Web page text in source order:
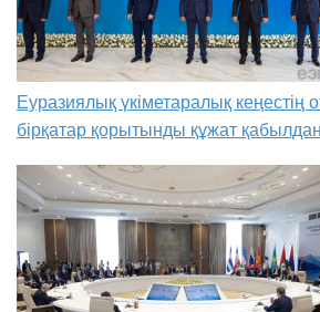
Еуразиялық үкіметаралық кеңестің
бірқатар қорытынды құжат